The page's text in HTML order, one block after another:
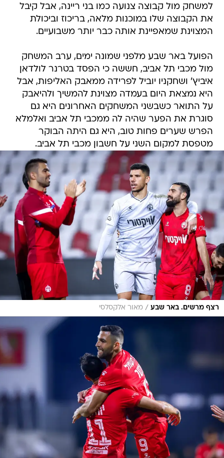
למשחק מול קבוצה צנועה כמו בני ריינה, אבל קיבל
את הקבוצה שלו במוכנות מלאה, בריכוז וביכולת
המצוינת שמאפיינת אותה כבר יותר משבועיים.
הפועל באר שבע מלפני שמונה ימים, ערב המשחק
מול מכבי תל אביב, חששה כי הפסד בטרנר לולדאן
איביץ' ושחקניו יוביל לפרידה ממאבק האליפות, אבל
היא נמצאת היום בעמדה מצוינת להמשיך ולהיאבק
על התואר כשבשני המשחקים האחרונים היא גם
סוגרת את הפער שהיה לה ממכבי תל אביב ואלמלא
הפרש שערים פחות טוב, היא גם היתה הבוקר
מטפסת למקום השני על חשבון מכבי תל אביב.
רצף מרשים. באר שבע / מאור אלקסלסי